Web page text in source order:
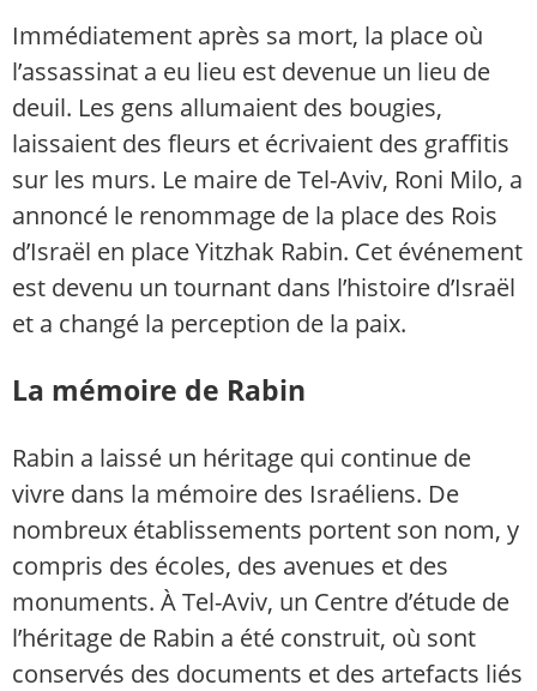
Immédiatement après sa mort, la place où
l’assassinat a eu lieu est devenue un lieu de
deuil. Les gens allumaient des bougies,
laissaient des fleurs et écrivaient des graffitis
sur les murs. Le maire de Tel-Aviv, Roni Milo, a
annoncé le renommage de la place des Rois
d’Israël en place Yitzhak Rabin. Cet événement
est devenu un tournant dans l’histoire d’Israël
et a changé la perception de la paix.
La mémoire de Rabin
Rabin a laissé un héritage qui continue de
vivre dans la mémoire des Israéliens. De
nombreux établissements portent son nom, y
compris des écoles, des avenues et des
monuments. À Tel-Aviv, un Centre d’étude de
l’héritage de Rabin a été construit, où sont
conservés des documents et des artefacts liés